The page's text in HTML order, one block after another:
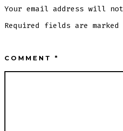
Your email address will
Required fields are
COMMENT*